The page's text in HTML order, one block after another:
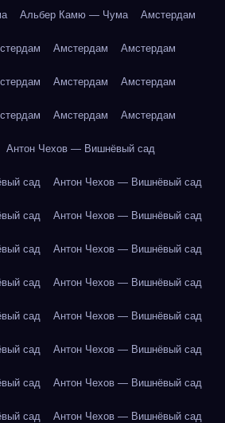
Альбер Камю — Чума Амстердам
Амстердам Амстердам
Амстердам Амстердам
Амстердам Амстердам
Антон Чехов — Вишнёвый сад
сад Антон Чехов — Вишнёвый сад
сад Антон Чехов — Вишнёвый сад
сад Антон Чехов — Вишнёвый сад
сад Антон Чехов — Вишнёвый сад
сад Антон Чехов — Вишнёвый сад
сад Антон Чехов — Вишнёвый сад
сад Антон Чехов — Вишнёвый сад
сад Антон Чехов — Вишнёвый сад